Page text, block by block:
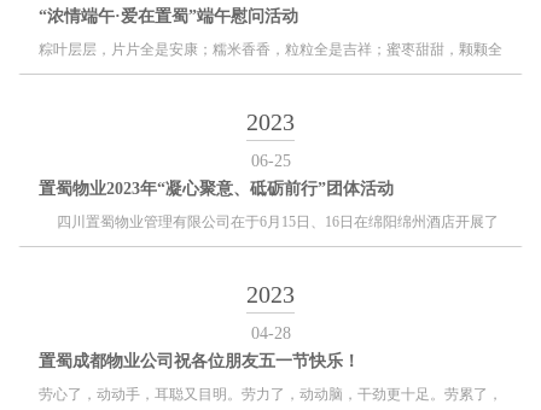
“浓情端午·爱在置蜀”端午慰问活动
粽叶层层，片片全是安康；糯米香香，粒粒全是吉祥；蜜枣甜甜，颗颗全
是美满。置蜀物业端午节来临之际为全体同事们送去节日的问候与礼品，
2023
06-25
置蜀物业2023年“凝心聚意、砥砺前行”团体活动
四川置蜀物业管理有限公司在于6月15日、16日在绵阳绵州酒店开展了
为期2天的“凝心聚意、砥砺前行”2023团体活动，本次活动邀请了置蜀物
管、保安队长及全委各端口负责人以上人员参加本次活动。
2023
04-28
置蜀成都物业公司祝各位朋友五一节快乐！
劳心了，动动手，耳聪又目明。劳力了，动动脑，干劲更十足。劳累了，